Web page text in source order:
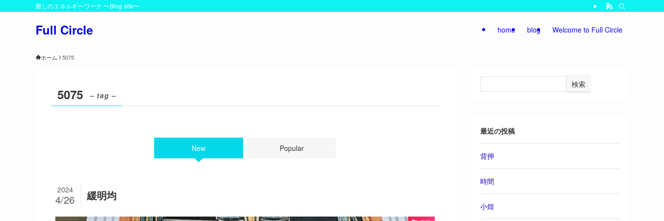
癒しのエネルギーワーク 〜Blog site〜
Full Circle home blog Welcome to Full Circle
ホーム 5075
5075 – tag –
New Popular
緩明均
2024
4/26
検索
最近の投稿
背押
時間
小煌